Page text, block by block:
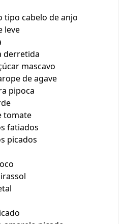
tipo cabelo de anjo
leve
derretida
mascavo
de agave
pipoca
tomate
fatiados
picados